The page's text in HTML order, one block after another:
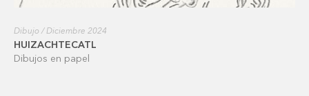
Dibujo / Diciembre 2024
HUIZACHTECATL
Dibujos en papel